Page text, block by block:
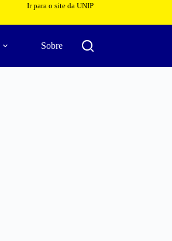
Ir para o site da UNIP
Sobre